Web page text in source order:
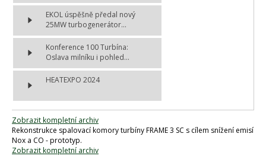
EKOL úspěšně předal nový
25MW turbogenerátor...
Konference 100 Turbína:
Oslava milníku i pohled...
HEATEXPO 2024
Zobrazit kompletní archiv
Rekonstrukce spalovací komory turbíny FRAME 3 SC s cílem snížení emisí
Nox a CO - prototyp.
Zobrazit kompletní archiv